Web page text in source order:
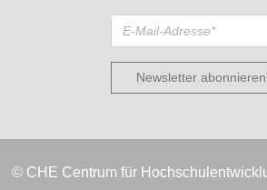
Newsletter
© CHE Centrum für